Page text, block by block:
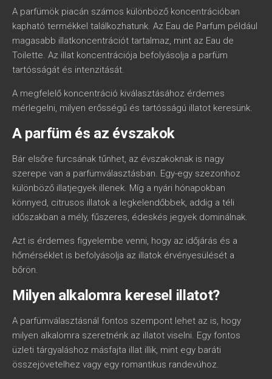
A parfümök piacán számos különböző koncentrációban
kapható termékkel találkozhatunk. Az Eau de Parfum például
magasabb illatkoncentrációt tartalmaz, mint az Eau de
Toilette. Az illat koncentrációja befolyásolja a parfüm
tartósságát és intenzitását.
A megfelelő koncentráció kiválasztásához érdemes
mérlegelni, milyen erősségű és tartósságú illatot keresünk.
A parfüm és az évszakok
Bár elsőre furcsának tűnhet, az évszakoknak is nagy
szerepe van a parfümválasztásban. Egy-egy szezonhoz
különböző illatjegyek illenek. Míg a nyári hónapokban
könnyed, citrusos illatok a legkelendőbbek, addig a téli
időszakban a mély, fűszeres, édeskés jegyek dominálnak.
Azt is érdemes figyelembe venni, hogy az időjárás és a
hőmérséklet is befolyásolja az illatok érvényesülését a
bőrön.
Milyen alkalomra keresel illatot?
A parfümválasztásnál fontos szempont lehet az is, hogy
milyen alkalomra szeretnénk az illatot viselni. Egy fontos
üzleti tárgyaláshoz másfajta illat illik, mint egy baráti
összejövetelhez vagy egy romantikus randevúhoz.